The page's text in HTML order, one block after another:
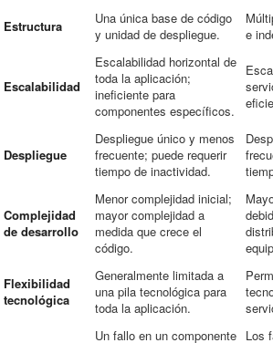
Estructura
Una única base de código
y unidad de despliegue.
e
Escalabilidad
Escalabilidad horizontal de
toda la aplicación;
ineficiente para
componentes específicos.
Despliegue
Despliegue único y menos
frecuente; puede requerir
tiempo de inactividad.
Complejidad
de desarrollo
Menor complejidad inicial;
mayor complejidad a
medida que crece el
código.
Flexibilidad
tecnológica
Generalmente limitada a
una pila tecnológica para
toda la aplicación.
Un fallo en un componente Los